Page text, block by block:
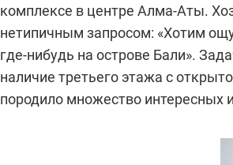
комплексе в центре Алма-Аты.
нетипичным запросом: «Хотим
где-нибудь на острове Бали».
наличие третьего этажа с
породило множество интересных